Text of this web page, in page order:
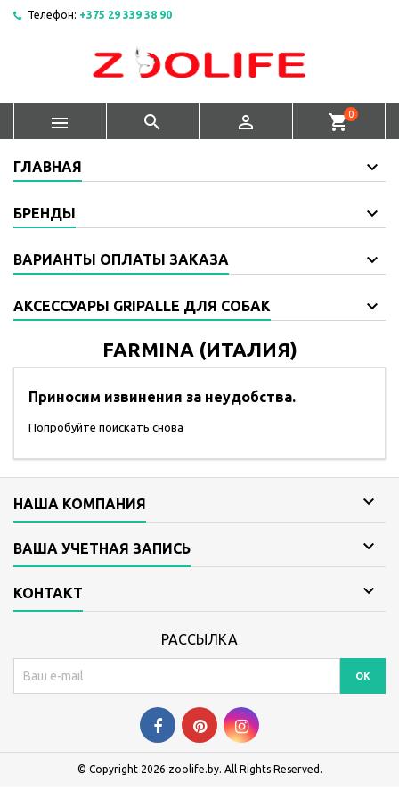
Телефон: +375 29 339 38 90
   shopping_cart0
ГЛАВНАЯ
БРЕНДЫ
ВАРИАНТЫ ОПЛАТЫ ЗАКАЗА
АКСЕССУАРЫ GRIPALLE ДЛЯ СОБАК
FARMINA (ИТАЛИЯ)
Приносим извинения за неудобства.
Попробуйте поискать снова
НАША КОМПАНИЯ 
ВАША УЧЕТНАЯ ЗАПИСЬ 
КОНТАКТ 
РАССЫЛКА
© Copyright 2026 zoolife.by. All Rights Reserved.